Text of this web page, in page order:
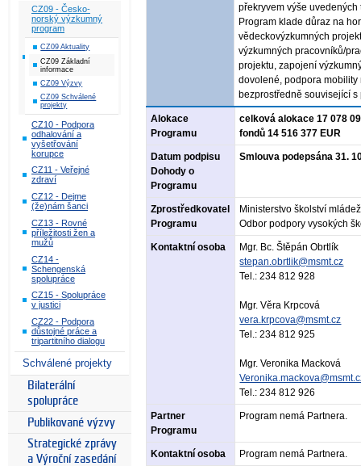
CZ09 - Česko-
norský výzkumný
program
CZ09 Aktuality
CZ09 Základní
informace
CZ09 Výzvy
CZ09 Schválené
projekty
CZ10 - Podpora
odhalování a
vyšetřování
korupce
CZ11 - Veřejné
zdraví
CZ12 - Dejme
(že)nám šanci
CZ13 - Rovné
příležitosti žen a
mužů
CZ14 -
Schengenská
spolupráce
CZ15 - Spolupráce
v justici
CZ22 - Podpora
důstojné práce a
tripartitního dialogu
Schválené projekty
Bilaterální
spolupráce
Publikované výzvy
Strategické zprávy
a Výroční zasedání
překryvem výše
Program klade důraz na
vědeckovýzkumných
výzkumných pracovníků/
projektu, zapojení
dovolené, podpora
bezprostředně související s
Alokace
Programu
celková alokace 17 078
fondů 14 516 377 EUR
Datum podpisu
Dohody o
Programu
Smlouva podepsána 31.
Zprostředkovatel
Programu
Ministerstvo školství
Odbor podpory vysokých
Kontaktní osoba
Mgr. Bc. Štěpán Obrtlík
stepan.obrtlik@msmt.cz
Tel.: 234 812 928
Mgr. Věra Krpcová
vera.krpcova@msmt.cz
Tel.: 234 812 925
Mgr. Veronika Macková
Tel.: 234 812 926
Partner
Programu
Program nemá Partnera.
Kontaktní osoba Program nemá Partnera.